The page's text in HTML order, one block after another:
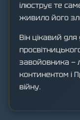
ілюструє те
живило його
Він цікавий
завойовника —
континентом і
війну.